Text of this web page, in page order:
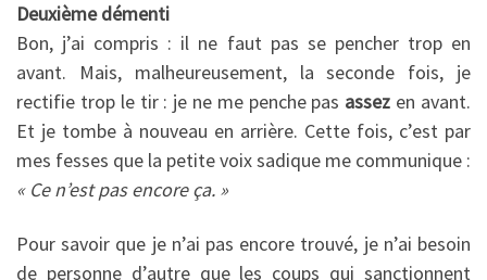
Deuxième démenti
Bon, j’ai compris : il ne faut pas se pencher trop en
avant. Mais, malheureusement, la seconde fois, je
rectifie trop le tir : je ne me penche pas assez en avant.
Et je tombe à nouveau en arrière. Cette fois, c’est par
mes fesses que la petite voix sadique me communique :
« Ce n’est pas encore ça. »
Pour savoir que je n’ai pas encore trouvé, je n’ai besoin
de personne d’autre que les coups qui sanctionnent